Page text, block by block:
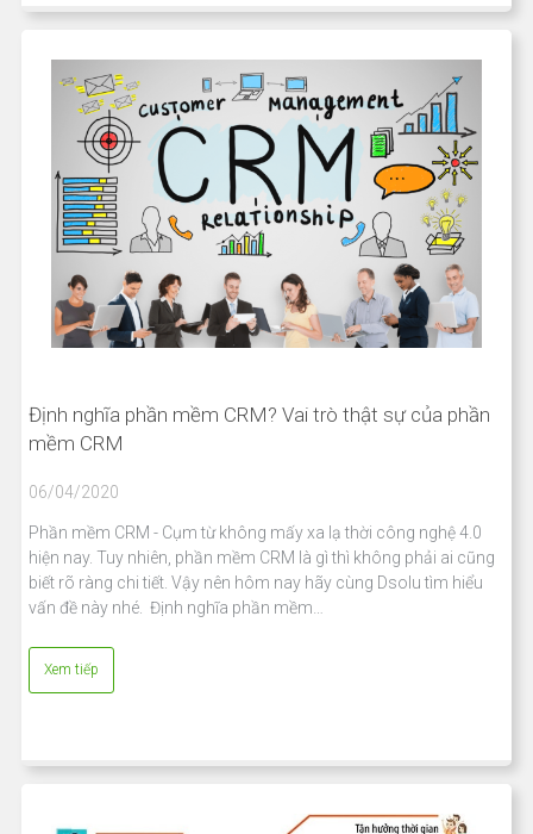
Định nghĩa phần mềm CRM? Vai trò thật sự của phần
mềm CRM
06/04/2020
Phần mềm CRM - Cụm từ không mấy xa lạ thời công nghệ 4.0
hiện nay. Tuy nhiên, phần mềm CRM là gì thì không phải ai cũng
biết rõ ràng chi tiết. Vậy nên hôm nay hãy cùng Dsolu tìm hiểu
vấn đề này nhé. Định nghĩa phần mềm…
Xem tiếp